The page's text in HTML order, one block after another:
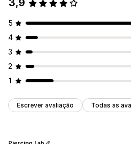
3,9
5
4
3
2
1
Escrever avaliação Todas as